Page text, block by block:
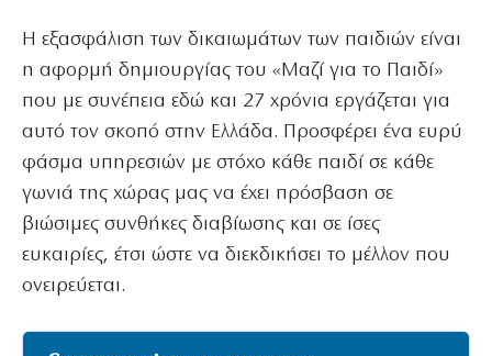
Η εξασφάλιση των δικαιωμάτων των παιδιών είναι
η αφορμή δημιουργίας του «Μαζί για το Παιδί»
που με συνέπεια εδώ και 27 χρόνια εργάζεται για
αυτό τον σκοπό στην Ελλάδα. Προσφέρει ένα ευρύ
φάσμα υπηρεσιών με στόχο κάθε παιδί σε κάθε
γωνιά της χώρας μας να έχει πρόσβαση σε
βιώσιμες συνθήκες διαβίωσης και σε ίσες
ευκαιρίες, έτσι ώστε να διεκδικήσει το μέλλον που
ονειρεύεται.